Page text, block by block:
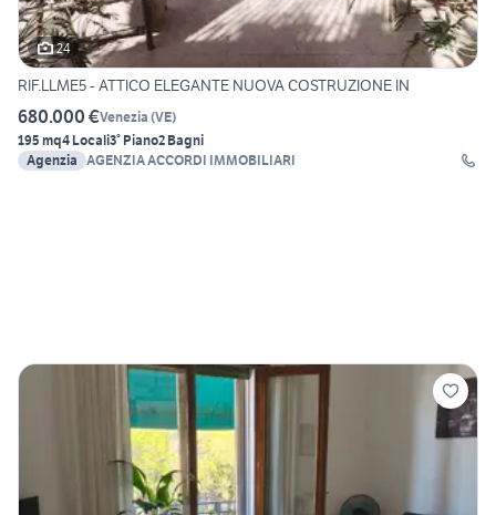
24
RIF.LLME5 - ATTICO ELEGANTE NUOVA COSTRUZIONE IN
680.000 €Venezia (VE)
195 mq4 Locali3° Piano2 Bagni
Agenzia AGENZIA ACCORDI IMMOBILIARI